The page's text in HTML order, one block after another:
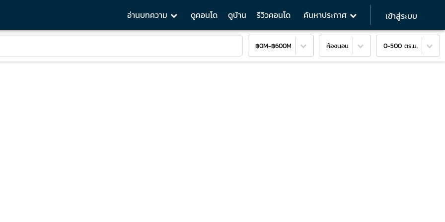
อ่านบทความ ดูคอนโด ดูบ้าน รีวิวคอนโด ค้นหาประกาศ เข้าสู่ระบบ
฿0M-฿600M ห้องนอน 0-500 ตร.ม.